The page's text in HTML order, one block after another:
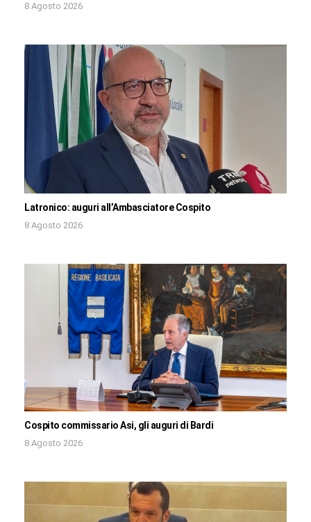
8 Agosto 2026
Latronico: auguri all’Ambasciatore Cospito
8 Agosto 2026
Cospito commissario Asi, gli auguri di Bardi
8 Agosto 2026